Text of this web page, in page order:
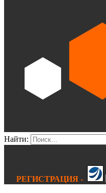
Найти:
РЕГИСТРАЦИЯ -